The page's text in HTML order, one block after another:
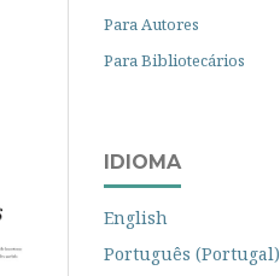
Para Autores
Para Bibliotecários
IDIOMA
English
Português (Portugal)